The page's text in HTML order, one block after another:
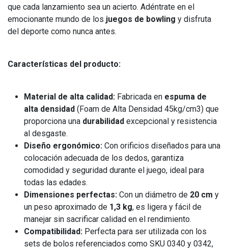
que cada lanzamiento sea un acierto. Adéntrate en el
emocionante mundo de los juegos de bowling y disfruta
del deporte como nunca antes.
Características del producto:
Material de alta calidad: Fabricada en espuma de
alta densidad (Foam de Alta Densidad 45kg/cm3) que
proporciona una durabilidad excepcional y resistencia
al desgaste.
Diseño ergonómico: Con orificios diseñados para una
colocación adecuada de los dedos, garantiza
comodidad y seguridad durante el juego, ideal para
todas las edades.
Dimensiones perfectas: Con un diámetro de 20 cm y
un peso aproximado de 1,3 kg, es ligera y fácil de
manejar sin sacrificar calidad en el rendimiento.
Compatibilidad: Perfecta para ser utilizada con los
sets de bolos referenciados como SKU 0340 y 0342,